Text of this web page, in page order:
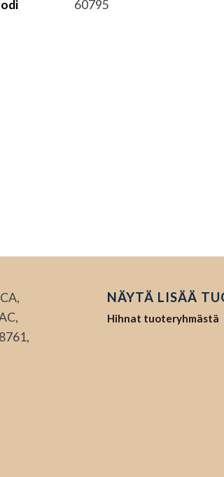
60795
NÄYTÄ LISÄÄ
Hihnat tuoteryhmästä